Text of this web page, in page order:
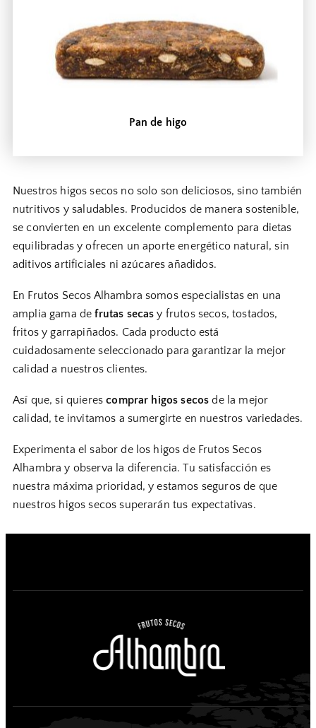
Pan de higo
Nuestros higos secos no solo son deliciosos, sino también
nutritivos y saludables. Producidos de manera sostenible,
se convierten en un excelente complemento para dietas
equilibradas y ofrecen un aporte energético natural, sin
aditivos artificiales ni azúcares añadidos.
En Frutos Secos Alhambra somos especialistas en una
amplia gama defrutas secas y frutos secos, tostados,
fritos y garrapiñados. Cada producto está
cuidadosamente seleccionado para garantizar la mejor
calidad a nuestros clientes.
Así que, si quierescomprar higos secos de la mejor
calidad, te invitamos a sumergirte en nuestros variedades.
Experimenta el sabor de los higos de Frutos Secos
Alhambra y observa la diferencia. Tu satisfacción es
nuestra máxima prioridad, y estamos seguros de que
nuestros higos secos superarán tus expectativas.